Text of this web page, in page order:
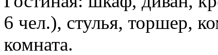
6 чел.), стулья, торшер,
комната.